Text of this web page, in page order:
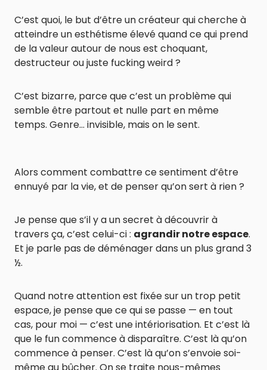
C’est quoi, le but d’être un créateur qui cherche à
atteindre un esthétisme élevé quand ce qui prend
de la valeur autour de nous est choquant,
destructeur ou juste fucking weird ?
C’est bizarre, parce que c’est un problème qui
semble être partout et nulle part en même
temps. Genre… invisible, mais on le sent.
Alors comment combattre ce sentiment d’être
ennuyé par la vie, et de penser qu’on sert à rien ?
Je pense que s’il y a un secret à découvrir à
travers ça, c’est celui-ci : agrandir notre espace.
Et je parle pas de déménager dans un plus grand 3
½.
Quand notre attention est fixée sur un trop petit
espace, je pense que ce qui se passe — en tout
cas, pour moi — c’est une intériorisation. Et c’est là
que le fun commence à disparaître. C’est là qu’on
commence à penser. C’est là qu’on s’envoie soi-